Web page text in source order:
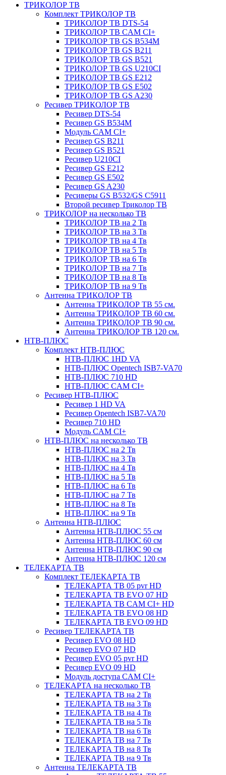
ТРИКОЛОР ТВ
Комплект ТРИКОЛОР ТВ
ТРИКОЛОР ТВ DTS-54
ТРИКОЛОР ТВ CAM CI+
ТРИКОЛОР ТВ GS B534M
ТРИКОЛОР ТВ GS B211
ТРИКОЛОР ТВ GS B521
ТРИКОЛОР ТВ GS U210CI
ТРИКОЛОР ТВ GS E212
ТРИКОЛОР ТВ GS E502
ТРИКОЛОР ТВ GS A230
Ресивер ТРИКОЛОР ТВ
Ресивер DTS-54
Ресивер GS B534M
Модуль CAM CI+
Ресивер GS B211
Ресивер GS B521
Ресивер U210CI
Ресивер GS E212
Ресивер GS E502
Ресивер GS A230
Ресиверы GS B532/GS C5911
Второй ресивер Триколор ТВ
ТРИКОЛОР на несколько ТВ
ТРИКОЛОР ТВ на 2 Тв
ТРИКОЛОР ТВ на 3 Тв
ТРИКОЛОР ТВ на 4 Тв
ТРИКОЛОР ТВ на 5 Тв
ТРИКОЛОР ТВ на 6 Тв
ТРИКОЛОР ТВ на 7 Тв
ТРИКОЛОР ТВ на 8 Тв
ТРИКОЛОР ТВ на 9 Тв
Антенна ТРИКОЛОР ТВ
Антенна ТРИКОЛОР ТВ 55 см.
Антенна ТРИКОЛОР ТВ 60 см.
Антенна ТРИКОЛОР ТВ 90 см.
Антенна ТРИКОЛОР ТВ 120 см.
НТВ-ПЛЮС
Комплект НТВ-ПЛЮС
НТВ-ПЛЮС 1HD VA
НТВ-ПЛЮС Opentech ISB7-VA70
НТВ-ПЛЮС 710 HD
НТВ-ПЛЮС CAM CI+
Ресивер НТВ-ПЛЮС
Ресивер 1 HD VA
Ресивер Opentech ISB7-VA70
Ресивер 710 HD
Модуль CAM CI+
НТВ-ПЛЮС на несколько ТВ
НТВ-ПЛЮС на 2 Тв
НТВ-ПЛЮС на 3 Тв
НТВ-ПЛЮС на 4 Тв
НТВ-ПЛЮС на 5 Тв
НТВ-ПЛЮС на 6 Тв
НТВ-ПЛЮС на 7 Тв
НТВ-ПЛЮС на 8 Тв
НТВ-ПЛЮС на 9 Тв
Антенна НТВ-ПЛЮС
Антенна НТВ-ПЛЮС 55 см
Антенна НТВ-ПЛЮС 60 см
Антенна НТВ-ПЛЮС 90 см
Антенна НТВ-ПЛЮС 120 см
ТЕЛЕКАРТА ТВ
Комплект ТЕЛЕКАРТА ТВ
ТЕЛЕКАРТА ТВ 05 pvr HD
ТЕЛЕКАРТА ТВ EVO 07 HD
ТЕЛЕКАРТА ТВ CAM CI+ HD
ТЕЛЕКАРТА ТВ EVO 08 HD
ТЕЛЕКАРТА ТВ EVO 09 HD
Ресивер ТЕЛЕКАРТА ТВ
Ресивер EVO 08 HD
Ресивер EVO 07 HD
Ресивер EVO 05 pvr HD
Ресивер EVO 09 HD
Модуль доступа CAM CI+
ТЕЛЕКАРТА на несколько ТВ
ТЕЛЕКАРТА ТВ на 2 Тв
ТЕЛЕКАРТА ТВ на 3 Тв
ТЕЛЕКАРТА ТВ на 4 Тв
ТЕЛЕКАРТА ТВ на 5 Тв
ТЕЛЕКАРТА ТВ на 6 Тв
ТЕЛЕКАРТА ТВ на 7 Тв
ТЕЛЕКАРТА ТВ на 8 Тв
ТЕЛЕКАРТА ТВ на 9 Тв
Антенна ТЕЛЕКАРТА ТВ